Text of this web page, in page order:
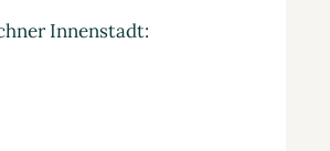
Innenstadt: